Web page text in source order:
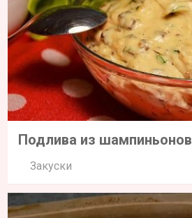
Подлива из шампиньонов
Закуски